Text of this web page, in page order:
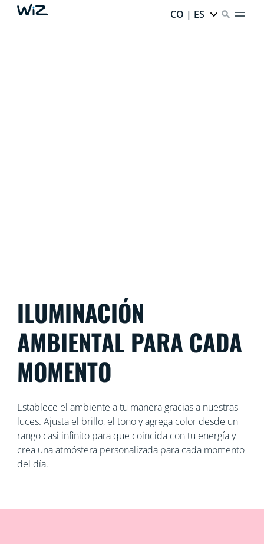
CO | ES
ILUMINACIÓN
AMBIENTAL PARA CADA
MOMENTO
Establece el ambiente a tu manera gracias a nuestras
luces. Ajusta el brillo, el tono y agrega color desde un
rango casi infinito para que coincida con tu energía y
crea una atmósfera personalizada para cada momento
del día.